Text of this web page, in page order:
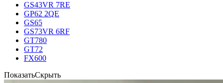
GS43VR 7RE
GP62 2QE
GS65
GS73VR 6RF
GT780
GT72
FX600
ПоказатьСкрыть